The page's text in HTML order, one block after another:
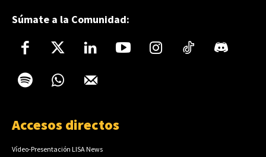
Súmate a la Comunidad:
Accesos directos
Vídeo-Presentación LISA News